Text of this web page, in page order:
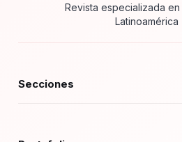
Revista especializada
Latinoamérica
Secciones